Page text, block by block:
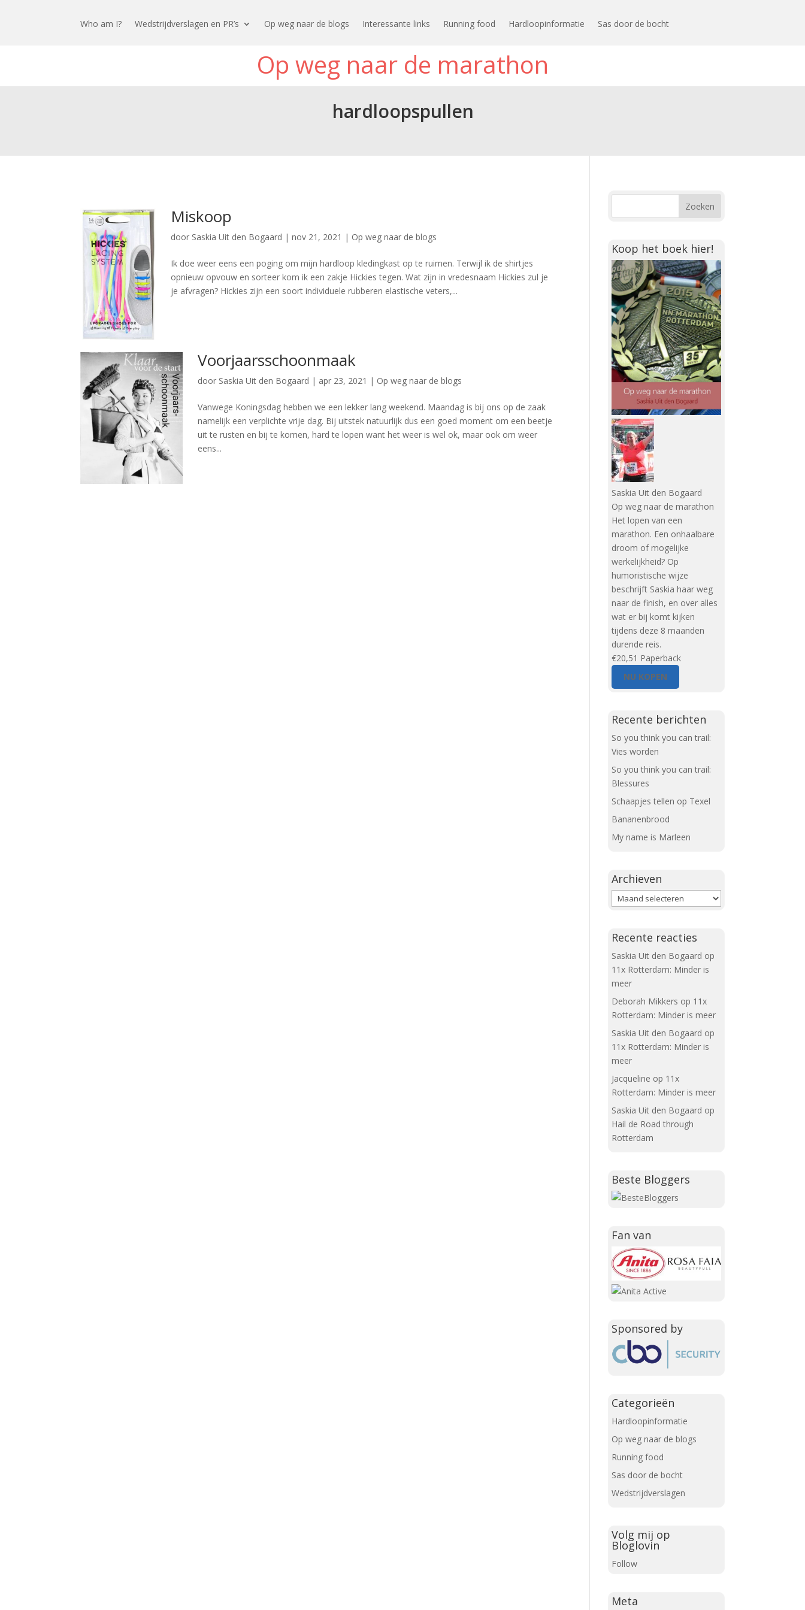
Who am I? Wedstrijdverslagen en PR’s Op weg naar de blogs Interessante links Running food Hardloopinformatie Sas door de bocht
Op weg naar de marathon
hardloopspullen
Miskoop
door Saskia Uit den Bogaard |nov 21, 2021 | Op weg naar de blogs
Ik doe weer eens een poging om mijn hardloop kledingkast op te ruimen. Terwijl ik de shirtjes
opnieuw opvouw en sorteer kom ik een zakje Hickies tegen. Wat zijn in vredesnaam Hickies zul je
je afvragen? Hickies zijn een soort individuele rubberen elastische veters,...
Voorjaarsschoonmaak
door Saskia Uit den Bogaard | apr 23, 2021 | Op weg naar de blogs
Vanwege Koningsdag hebben we een lekker lang weekend. Maandag is bij ons op de zaak
namelijk een verplichte vrije dag. Bij uitstek natuurlijk dus een goed moment om een beetje
uit te rusten en bij te komen, hard te lopen want het weer is wel ok, maar ook om weer
eens...
Koop het boek hier!
Saskia Uit den Bogaard
Op weg naar de marathon
Het lopen van een
marathon. Een onhaalbare
droom of mogelijke
werkelijkheid? Op
humoristische wijze
beschrijft Saskia haar weg
naar de finish, en over alles
wat er bij komt kijken
tijdens deze 8 maanden
durende reis.
€20,51 Paperback
NU KOPEN
Recente berichten
So you think you can trail:
Vies worden
So you think you can trail:
Blessures
Schaapjes tellen op Texel
Bananenbrood
My name is Marleen
Archieven
Archieven
Recente reacties
Saskia Uit den Bogaard op
11x Rotterdam: Minder is
meer
Deborah Mikkers op 11x
Rotterdam: Minder is meer
Saskia Uit den Bogaard op
11x Rotterdam: Minder is
meer
Jacqueline op 11x
Rotterdam: Minder is meer
Saskia Uit den Bogaard op
Hail de Road through
Rotterdam
Beste Bloggers
Fan van
Sponsored by
Categorieën
Hardloopinformatie
Op weg naar de blogs
Running food
Sas door de bocht
Wedstrijdverslagen
Volg mij op
Bloglovin
Follow
Meta